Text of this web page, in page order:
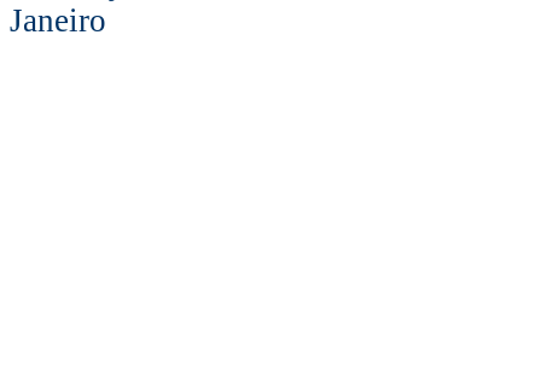
Janeiro